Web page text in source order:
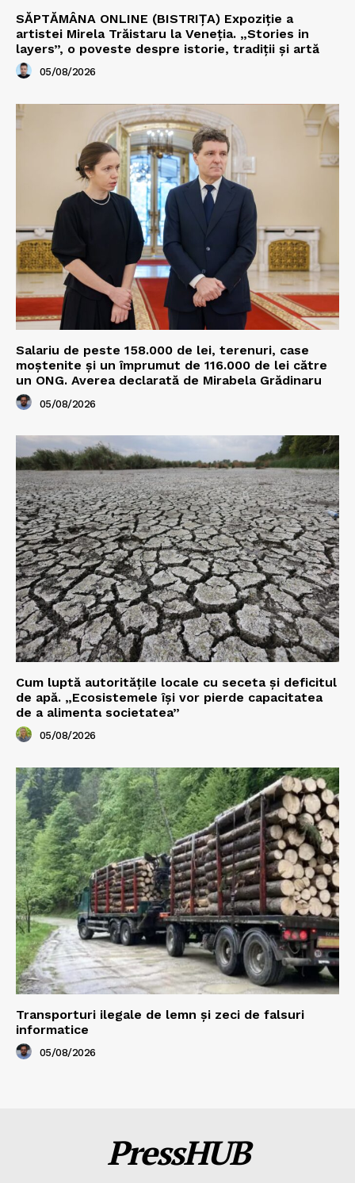
SĂPTĂMÂNA ONLINE (BISTRIȚA) Expoziție a
artistei Mirela Trăistaru la Veneția. „Stories in
layers”, o poveste despre istorie, tradiții și artă
05/08/2026
Salariu de peste 158.000 de lei, terenuri, case
moștenite și un împrumut de 116.000 de lei către
un ONG. Averea declarată de Mirabela Grădinaru
05/08/2026
Cum luptă autoritățile locale cu seceta și deficitul
de apă. „Ecosistemele își vor pierde capacitatea
de a alimenta societatea”
05/08/2026
Transporturi ilegale de lemn și zeci de falsuri
informatice
05/08/2026
PressHUB